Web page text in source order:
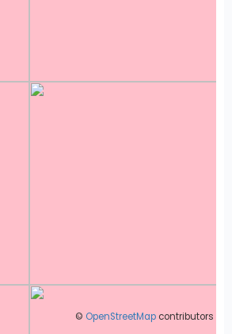
© OpenStreetMap contributors